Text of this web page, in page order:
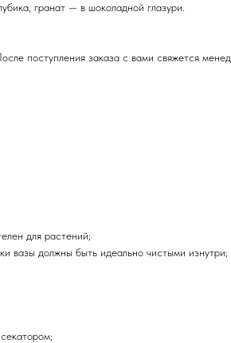
гранат — в шоколадной глазури.
поступления заказа с вами свяжется
для растений;
вазы должны быть идеально чистыми изнутри;